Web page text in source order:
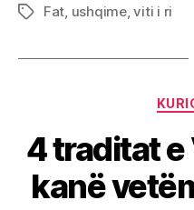
TagsFat, ushqime,viti i ri
4 traditat e
kanë